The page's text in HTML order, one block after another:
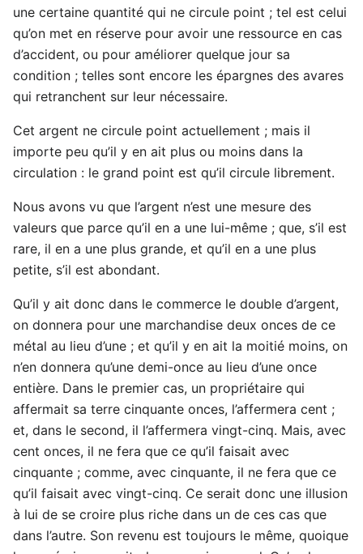
une certaine quantité qui ne circule point ; tel est celui
qu’on met en réserve pour avoir une ressource en cas
d’accident, ou pour améliorer quelque jour sa
condition ; telles sont encore les épargnes des avares
qui retranchent sur leur nécessaire.
Cet argent ne circule point actuellement ; mais il
importe peu qu’il y en ait plus ou moins dans la
circulation : le grand point est qu’il circule librement.
Nous avons vu que l’argent n’est une mesure des
valeurs que parce qu’il en a une lui-même ; que, s’il est
rare, il en a une plus grande, et qu’il en a une plus
petite, s’il est abondant.
Qu’il y ait donc dans le commerce le double d’argent,
on donnera pour une marchandise deux onces de ce
métal au lieu d’une ; et qu’il y en ait la moitié moins, on
n’en donnera qu’une demi-once au lieu d’une once
entière. Dans le premier cas, un propriétaire qui
affermait sa terre cinquante onces, l’affermera cent ;
et, dans le second, il l’affermera vingt-cinq. Mais, avec
cent onces, il ne fera que ce qu’il faisait avec
cinquante ; comme, avec cinquante, il ne fera que ce
qu’il faisait avec vingt-cinq. Ce serait donc une illusion
à lui de se croire plus riche dans un de ces cas que
dans l’autre. Son revenu est toujours le même, quoique